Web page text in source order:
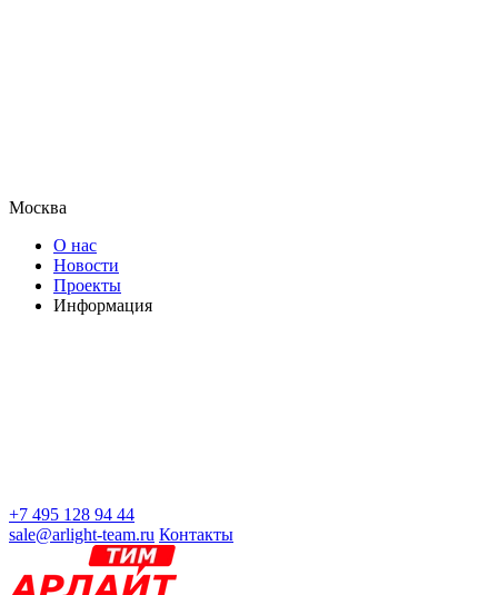
Москва
О нас
Новости
Проекты
Информация
+7 495 128 94 44
sale@arlight-team.ru Контакты